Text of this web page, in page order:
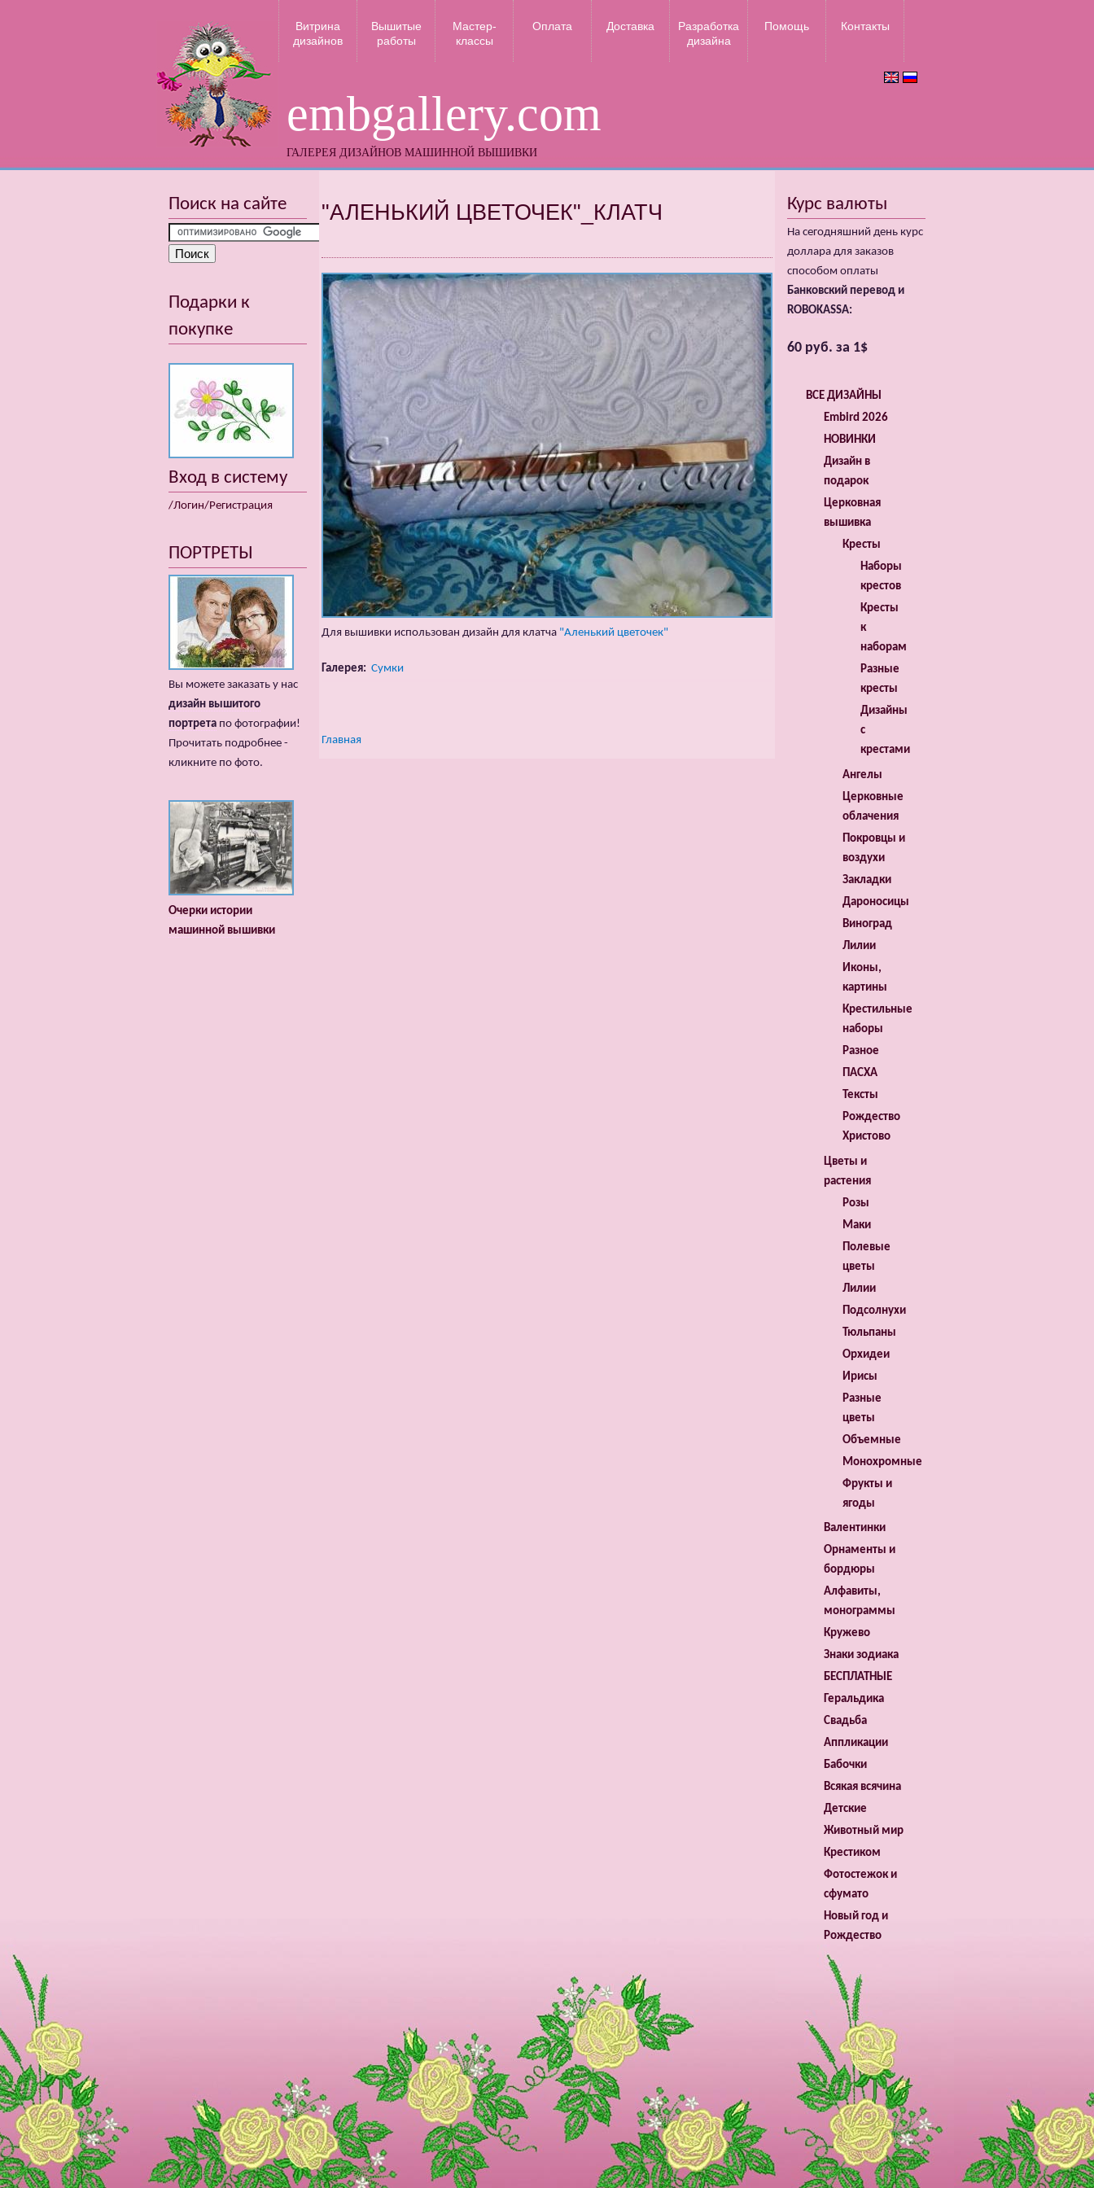
embgallery.com
ГАЛЕРЕЯ ДИЗАЙНОВ МАШИННОЙ ВЫШИВКИ
Витрина
дизайнов
Вышитые
работы
Мастер-
классы
Оплата Доставка
Разработка
дизайна
Помощь Контакты
"АЛЕНЬКИЙ ЦВЕТОЧЕК"_КЛАТЧ
Для вышивки использован дизайн для клатча "Аленький цветочек"
Галерея: Сумки
Главная
Поиск на сайте
Подарки к
покупке
Вход в систему
/Логин/Регистрация
ПОРТРЕТЫ
Вы можете заказать у нас
дизайн вышитого
портрета по фотографии!
Прочитать подробнее -
кликните по фото.
Очерки истории
машинной вышивки
Курс валюты
На сегодняшний день курс
доллара для заказов
способом оплаты
Банковский перевод и
ROBOKASSA:
60 руб. за 1$
ВСЕ ДИЗАЙНЫ
Embird 2026
НОВИНКИ
Дизайн в
подарок
Церковная
вышивка
Кресты
Наборы
крестов
Кресты
к
наборам
Разные
кресты
Дизайны
с
крестами
Ангелы
Церковные
облачения
Покровцы и
воздухи
Закладки
Дароносицы
Виноград
Лилии
Иконы,
картины
Крестильные
наборы
Разное
ПАСХА
Тексты
Рождество
Христово
Цветы и
растения
Розы
Маки
Полевые
цветы
Лилии
Подсолнухи
Тюльпаны
Орхидеи
Ирисы
Разные
цветы
Объемные
Монохромные
Фрукты и
ягоды
Валентинки
Орнаменты и
бордюры
Алфавиты,
монограммы
Кружево
Знаки зодиака
БЕСПЛАТНЫЕ
Геральдика
Свадьба
Аппликации
Бабочки
Всякая всячина
Детские
Животный мир
Крестиком
Фотостежок и
сфумато
Новый год и
Рождество